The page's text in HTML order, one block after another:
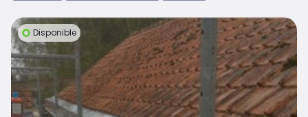
Disponible